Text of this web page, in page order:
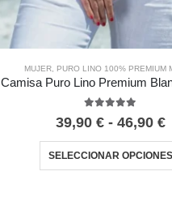
MUJER PURO LINO 100% PREMIUM
Camisa Puro Lino Premium
39,90 € - 46,90 €
SELECCIONAR OPCIONES